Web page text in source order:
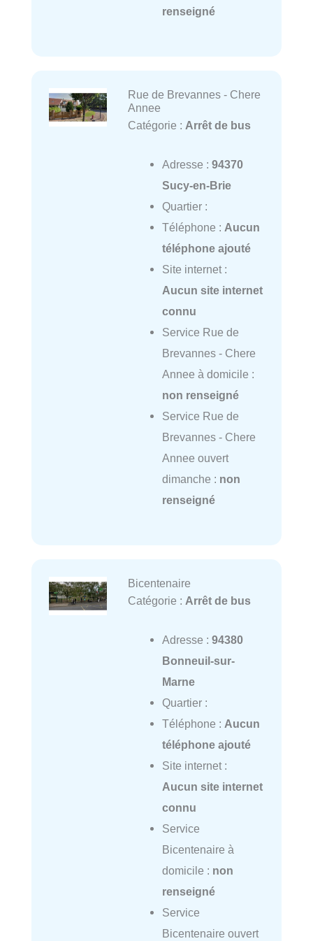
renseigné
Rue de Brevannes - Chere
Annee
Catégorie : Arrêt de bus
Adresse : 94370
Sucy-en-Brie
Quartier :
Téléphone : Aucun
téléphone ajouté
Site internet :
Aucun site internet
connu
Service Rue de
Brevannes - Chere
Annee à domicile :
non renseigné
Service Rue de
Brevannes - Chere
Annee ouvert
dimanche : non
renseigné
Bicentenaire
Catégorie : Arrêt de bus
Adresse : 94380
Bonneuil-sur-
Marne
Quartier :
Téléphone : Aucun
téléphone ajouté
Site internet :
Aucun site internet
connu
Service
Bicentenaire à
domicile : non
renseigné
Service
Bicentenaire ouvert